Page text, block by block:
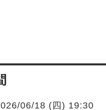
06/18 (四) 19:30